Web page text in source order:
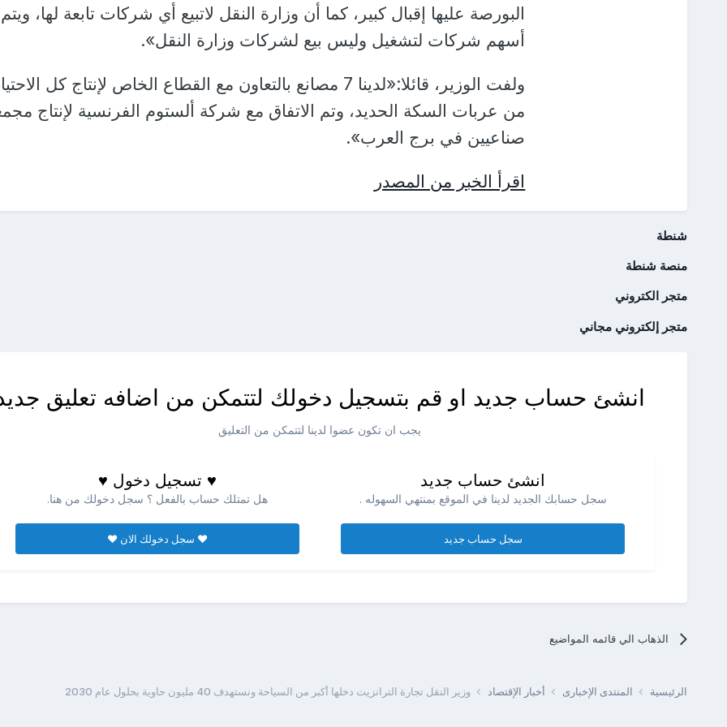
البورصة عليها إقبال كبير، كما أن وزارة النقل لاتبيع أي شركات تابعة لها، ويتم
أسهم شركات لتشغيل وليس بيع لشركات وزارة النقل».
ولفت الوزير، قائلا:«لدينا 7 مصانع بالتعاون مع القطاع الخاص لإنتاج كل
من عربات السكة الحديد، وتم الاتفاق مع شركة ألستوم الفرنسية لإنتاج
صناعيين في برج العرب».
اقرأ الخبر من المصدر
شنطة
منصة شنطة
متجر الكتروني
متجر إلكتروني مجاني
انشئ حساب جديد او قم بتسجيل دخولك لتتمكن من اضافه تعليق
يجب ان تكون عضوا لدينا لتتمكن من التعليق
انشئ حساب جديد
سجل حسابك الجديد لدينا في الموقع بمنتهي السهوله .
سجل حساب جديد
♥ تسجيل دخول ♥
هل تمتلك حساب بالفعل ؟ سجل دخولك من هنا.
♥ سجل دخولك الان ♥
الذهاب الي قائمه المواضيع
الرئيسية المنتدى الإخبارى أخبار الإقتصاد وزير النقل تجارة الترانزيت دخلها أكبر من السياحة ونستهدف 40 مليون حاوية بحلول عام 2030